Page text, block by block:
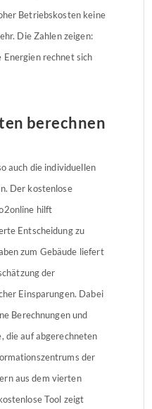
Betriebskosten keine
Die Zahlen zeigen:
rechnet sich
berechnen
auch die individuellen
Der kostenlose
hilft
Entscheidung zu
zum Gebäude liefert
der
Einsparungen. Dabei
Berechnungen und
die auf abgerechneten
der
aus dem vierten
Tool zeigt